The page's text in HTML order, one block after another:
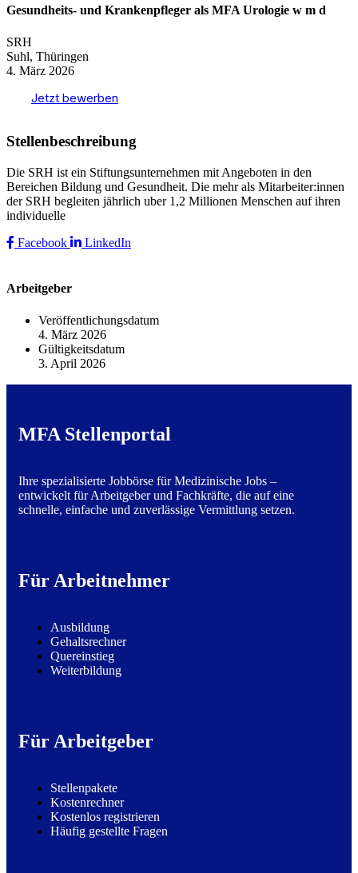
Gesundheits- und Krankenpfleger als MFA Urologie w m d
SRH
Suhl, Thüringen
4. März 2026
Jetzt bewerben
Stellenbeschreibung
Die SRH ist ein Stiftungsunternehmen mit Angeboten in den
Bereichen Bildung und Gesundheit. Die mehr als Mitarbeiter:innen
der SRH begleiten jährlich uber 1,2 Millionen Menschen auf ihren
individuelle
Facebook
LinkedIn
Arbeitgeber
Veröffentlichungsdatum
4. März 2026
Gültigkeitsdatum
3. April 2026
MFA Stellenportal
Ihre spezialisierte Jobbörse für Medizinische Jobs –
entwickelt für Arbeitgeber und Fachkräfte, die auf eine
schnelle, einfache und zuverlässige Vermittlung setzen.
Für Arbeitnehmer
Ausbildung
Gehaltsrechner
Quereinstieg
Weiterbildung
Für Arbeitgeber
Stellenpakete
Kostenrechner
Kostenlos registrieren
Häufig gestellte Fragen